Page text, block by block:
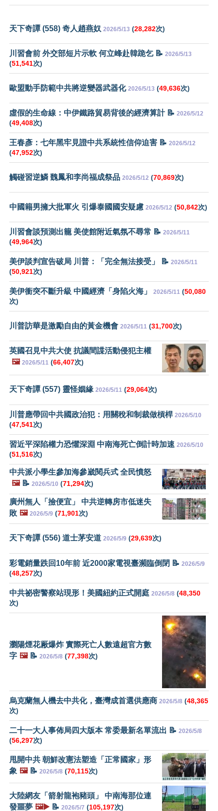
天下奇譚 (558) 奇人趙燕奴 2026/5/13 (28,282次)
川習會前 外交部短片示軟 何立峰赴韓跪乞 📝 2026/5/13
(51,541次)
歐盟動手防範中共將逆變器武器化 2026/5/13 (49,636次)
虛假的生命線：中伊鐵路貿易背後的經濟算計 📝 2026/5/12
(49,408次)
王春彥：七年黑牢見證中共系統性信仰迫害 📝 2026/5/12
(47,952次)
觸碰習逆鱗 魏鳳和李尚福成祭品 2026/5/12 (70,869次)
中國籍男擁大批軍火 引爆泰國國安疑慮 2026/5/12 (50,842次)
川習會談預測出籠 美使館附近氣氛不尋常 📝 2026/5/11
(49,964次)
美伊談判宣告破局 川普：「完全無法接受」 📝 2026/5/11
(50,921次)
美伊衝突不斷升級 中國經濟「身陷火海」 2026/5/11 (50,080
次)
川普訪華是激勵自由的黃金機會 2026/5/11 (31,700次)
英國召見中共大使 抗議間諜活動侵犯主權
🖼️ 2026/5/11 (66,407次)
天下奇譚 (557) 靈怪姻緣 2026/5/11 (29,064次)
川普應帶回中共國政治犯：用關稅和制裁做槓桿 2026/5/10
(47,541次)
習近平深陷權力恐懼深淵 中南海死亡倒計時加速 2026/5/10
(51,516次)
中共派小學生參加海參崴閱兵式 全民憤怒
🖼️📝 2026/5/10 (71,294次)
廣州無人「撿便宜」 中共逆轉房市低迷失
敗 🖼️ 2026/5/9 (71,901次)
天下奇譚 (556) 道士茅安道 2026/5/9 (29,639次)
彩電銷量跌回10年前 近2000家電視臺瀕臨倒閉 📝 2026/5/9
(48,257次)
中共祕密警察站現形！美國紐約正式開庭 2026/5/8 (48,350
次)
瀏陽煙花厰爆炸 實際死亡人數遠超官方數
字 🖼️📝 2026/5/8 (77,398次)
烏克蘭無人機去中共化，臺灣成首選供應商 2026/5/8 (48,365
次)
二十一大人事佈局四大版本 常委最新名單流出 📝 2026/5/8
(56,297次)
甩開中共 朝鮮改憲法塑造「正常國家」形
象 🖼️📝 2026/5/8 (70,115次)
大陸網友「箭射龍袍豬頭」 中南海那位連
發噩夢 🖼️▶️ 📝 2026/5/7 (105,197次)